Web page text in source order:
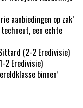
aanbiedingen op zak’
een echte
(2-2 Eredivisie)
2 Eredivisie)
binnen’